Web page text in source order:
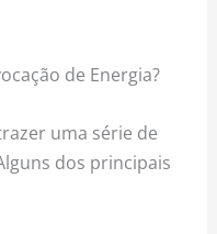
de Energia?
uma série de
dos principais